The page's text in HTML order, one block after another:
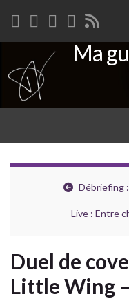
Search for:
Ma
Débriefing
Live : Entre
Duel de
Little Wing